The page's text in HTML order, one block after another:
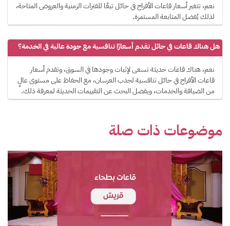
نعم، تتغير أسعار قاعات الأفراح في حائل تبعًا للفترات الزمنية والعروض المتاحة،
لذلك يُفضل المتابعة المستمرة.
هل هناك قاعات في حائل تقدم أسعارًا تنافسية مع جودة عالية في الخدمة؟
نعم، هناك قاعات حديثة تسعى لإثبات وجودها في السوق، وتقدم أسعار
قاعات الأفراح في حائل تنافسية لجذب العرسان، مع الحفاظ على مستوى عالٍ
من الضيافة والخدمات، ويفضل البحث عن التقييمات الحديثة لمعرفة ذلك.
موضوعات ذات صلة